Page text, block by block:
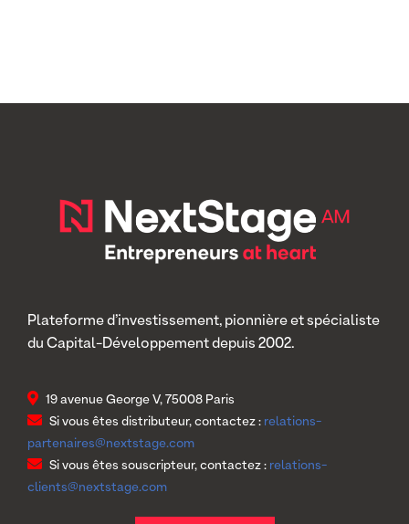
Plateforme d’investissement, pionnière et spécialiste
du Capital-Développement depuis 2002.
19 avenue George V, 75008 Paris
Si vous êtes distributeur, contactez : relations-
partenaires@nextstage.com
Si vous êtes souscripteur, contactez : relations-
clients@nextstage.com